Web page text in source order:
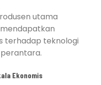
utama
terhadap teknologi
Ekonomis